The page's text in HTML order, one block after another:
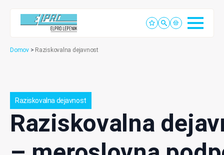
Domov > Raziskovalna dejavnost
Raziskovalna dejavnost
Raziskovalna